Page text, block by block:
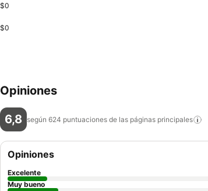
$0
$0
Opiniones
6,8 según 624 puntuaciones de las páginas principales
Opiniones
Excelente
Muy bueno